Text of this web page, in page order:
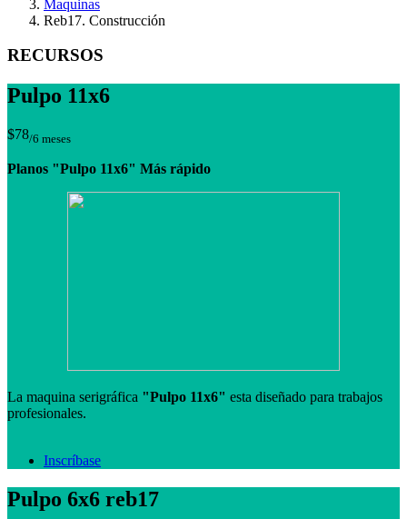
Maquinas
Reb17. Construcción
RECURSOS
Pulpo 11x6
$78/6 meses
Planos "Pulpo 11x6" Más rápido
La maquina serigráfica "Pulpo 11x6" esta diseñado para trabajos
profesionales.
Inscríbase
Pulpo 6x6 reb17